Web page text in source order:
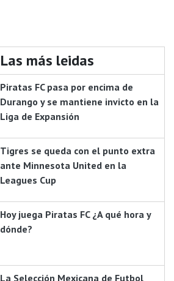
Las más leidas
Piratas FC pasa por encima de
Durango y se mantiene invicto en la
Liga de Expansión
Tigres se queda con el punto extra
ante Minnesota United en la
Leagues Cup
Hoy juega Piratas FC ¿A qué hora y
dónde?
La Selección Mexicana de Futbol